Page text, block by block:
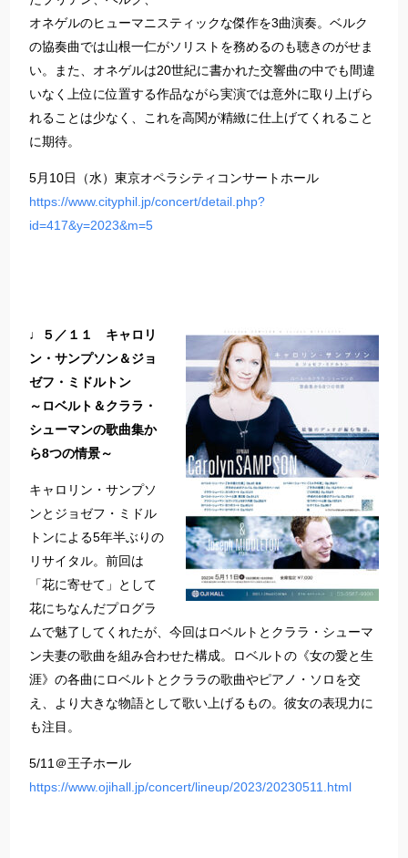
オネゲルのヒューマニスティックな傑作を3曲演奏。ベルク
の協奏曲では山根一仁がソリストを務めるのも聴きのがせま
い。また、オネゲルは20世紀に書かれた交響曲の中でも間違
いなく上位に位置する作品ながら実演では意外に取り上げら
れることは少なく、これを高関が精緻に仕上げてくれること
に期待。
5月10日（水）東京オペラシティコンサートホール
https://www.cityphil.jp/concert/detail.php?
id=417&y=2023&m=5
♩５／１１ キャロリ
ン・サンプソン＆ジョ
ゼフ・ミドルトン
～ロベルト＆クララ・
シューマンの歌曲集か
ら8つの情景～
キャロリン・サンプソ
ンとジョゼフ・ミドル
トンによる5年半ぶりの
リサイタル。前回は
「花に寄せて」として
花にちなんだプログラ
ムで魅了してくれたが、今回はロベルトとクララ・シューマ
ン夫妻の歌曲を組み合わせた構成。ロベルトの《女の愛と生
涯》の各曲にロベルトとクララの歌曲やピアノ・ソロを交
え、より大きな物語として歌い上げるもの。彼女の表現力に
も注目。
5/11＠王子ホール
https://www.ojihall.jp/concert/lineup/2023/20230511.html